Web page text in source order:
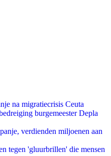
na migratiecrisis Ceuta
burgemeester Depla
verdienden miljoenen aan
tegen 'gluurbrillen' die mensen